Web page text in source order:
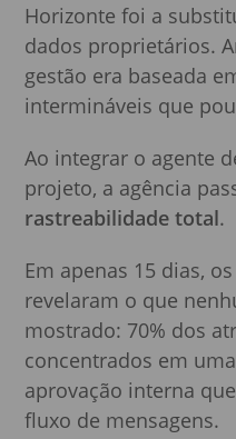
Horizonte foi a
dados proprietários.
gestão era baseada
intermináveis que
Ao integrar o agente
projeto, a agência
rastreabilidade total.
Em apenas 15 dias, os
revelaram o que
mostrado: 70% dos
concentrados em
aprovação interna
fluxo de mensagens.